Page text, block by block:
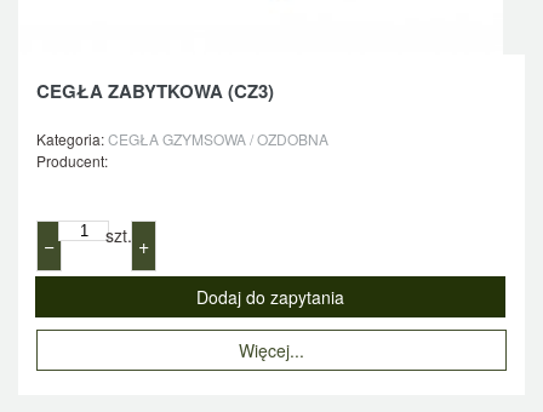
CEGŁA ZABYTKOWA (CZ3)
Kategoria:CEGŁA GZYMSOWA / OZDOBNA
Producent:
− szt. +
Więcej...